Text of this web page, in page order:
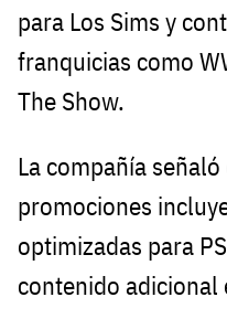
para Los Sims y
franquicias como
The Show.
La compañía
promociones
optimizadas para
contenido adicional